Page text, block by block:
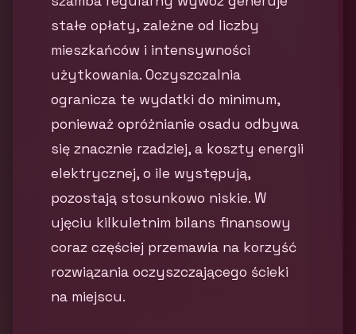
stałe opłaty, zależne od liczby
mieszkańców i intensywności
użytkowania. Oczyszczalnia
ogranicza te wydatki do minimum,
ponieważ opróżnianie osadu odbywa
się znacznie rzadziej, a koszty energii
elektrycznej, o ile występują,
pozostają stosunkowo niskie. W
ujęciu kilkuletnim bilans finansowy
coraz częściej przemawia na korzyść
rozwiązania oczyszczającego ścieki
na miejscu.